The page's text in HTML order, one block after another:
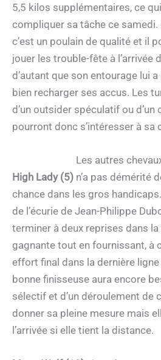
5,5 kilos supplémentaires, ce
compliquer sa tâche ce samedi.
c’est un poulain de qualité et il
jouer les trouble-fête à l’arrivée
d’autant que son entourage lui
bien recharger ses accus. Les
d’un outsider spéculatif ou d’un
pourront donc s’intéresser à sa
Les autres
High Lady (5) n’a pas démérité
chance dans les gros
de l’écurie de Jean-Philippe
terminer à deux reprises dans
gagnante tout en fournissant, à
effort final dans la dernière
bonne finisseuse aura encore
sélectif et d’un déroulement de
donner sa pleine mesure mais
l’arrivée si elle tient la distance.